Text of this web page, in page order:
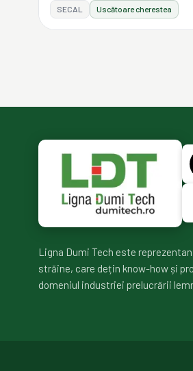
SECAL Uscătoare cherestea
Ligna Dumi Tech este
străine, care dețin know-how și
domeniul industriei prelucrării